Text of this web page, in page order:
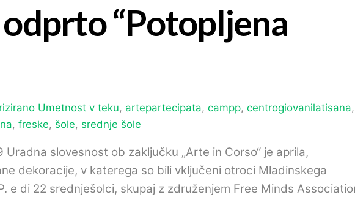
“Potopljena
Umetnost v teku, artepartecipata, campp, centrogiovanilatisana,
, freske, šole, srednje šole
slovesnost ob zaključku „Arte in Corso“ je aprila,
dekoracije, v katerega so bili vključeni otroci Mladinskega
e di 22 srednješolci, skupaj z združenjem Free Minds